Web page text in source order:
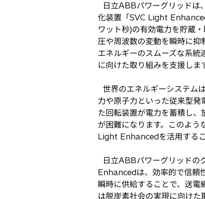
い
タ
ブ
で
開
く
日立ABBパワーグリッドは
化装置「SVC Light
ワット秒)の有効電力を貯蔵
圧や周波数の変動を瞬時に
エネルギーのスムーズな系
に向けた取り組みを支援しま
世界のエネルギーシステム
力や原子力といった従来型発
た回転装置が電力を蓄積し
が困難になります。このよう
Light Enhancedを活用するこ
日立ABBパワーグリッドの
Enhancedは、効率的で信頼
瞬時に供給することで、送
は脱炭素社会の実現に向けた